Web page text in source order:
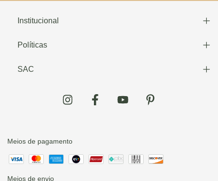
Institucional
Políticas
SAC
Meios de pagamento
Meios de envio